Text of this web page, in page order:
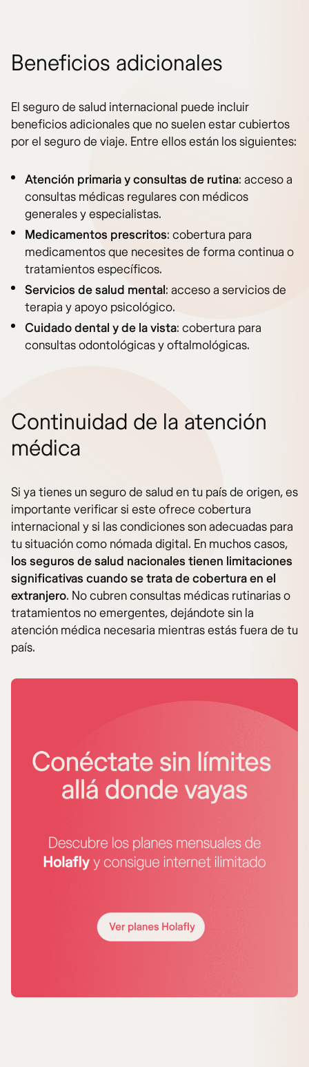
Beneficios adicionales
El seguro de salud internacional puede incluir
beneficios adicionales que no suelen estar cubiertos
por el seguro de viaje. Entre ellos están los siguientes:
Atención primaria y consultas de rutina: acceso a
consultas médicas regulares con médicos
generales y especialistas.
Medicamentos prescritos: cobertura para
medicamentos que necesites de forma continua o
tratamientos específicos.
Servicios de salud mental: acceso a servicios de
terapia y apoyo psicológico.
Cuidado dental y de la vista: cobertura para
consultas odontológicas y oftalmológicas.
Continuidad de la atención
médica
Si ya tienes un seguro de salud en tu país de origen, es
importante verificar si este ofrece cobertura
internacional y si las condiciones son adecuadas para
tu situación como nómada digital. En muchos casos,
los seguros de salud nacionales tienen limitaciones
significativas cuando se trata de cobertura en el
extranjero. No cubren consultas médicas rutinarias o
tratamientos no emergentes, dejándote sin la
atención médica necesaria mientras estás fuera de tu
país.